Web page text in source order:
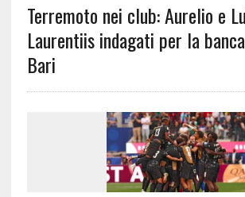
Terremoto nei club: Aurelio e
Laurentiis indagati per la
Bari